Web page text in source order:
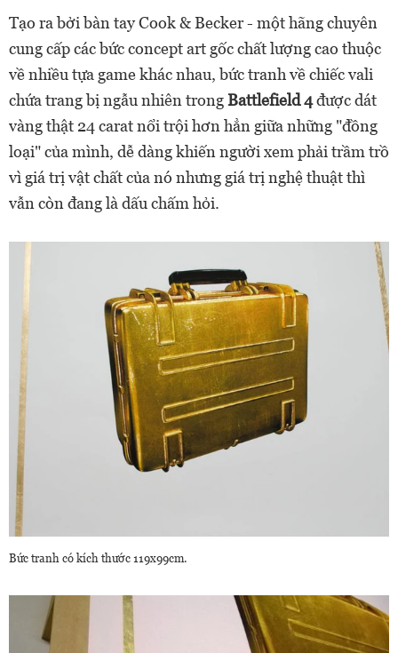
Tạo ra bởi bàn tay Cook & Becker - một hãng chuyên
cung cấp các bức concept art gốc chất lượng cao thuộc
về nhiều tựa game khác nhau, bức tranh về chiếc vali
chứa trang bị ngẫu nhiên trongBattlefield 4được dát
vàng thật 24 carat nổi trội hơn hẳn giữa những "đồng
loại" của mình, dễ dàng khiến người xem phải trầm trồ
vì giá trị vật chất của nó nhưng giá trị nghệ thuật thì
vẫn còn đang là dấu chấm hỏi.
Bức tranh có kích thước 119x99cm.